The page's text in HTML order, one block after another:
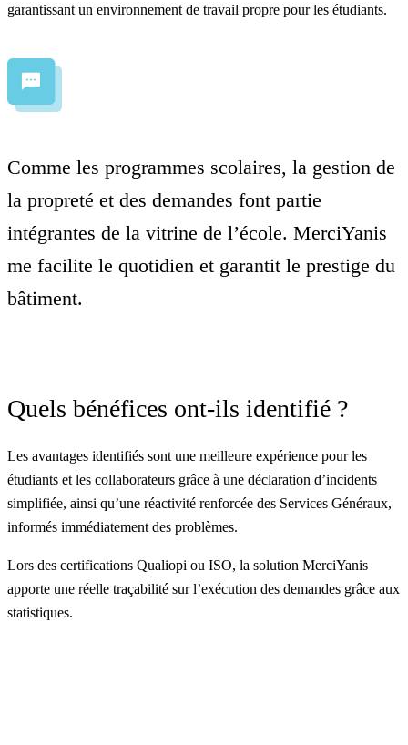
garantissant un environnement de travail propre pour les étudiants.
Comme les programmes scolaires, la gestion de
la propreté et des demandes font partie
intégrantes de la vitrine de l’école. MerciYanis
me facilite le quotidien et garantit le prestige du
bâtiment.
Quels bénéfices ont-ils identifié ?
Les avantages identifiés sont une meilleure expérience pour les
étudiants et les collaborateurs grâce à une déclaration d’incidents
simplifiée, ainsi qu’une réactivité renforcée des Services Généraux,
informés immédiatement des problèmes.
Lors des certifications Qualiopi ou ISO, la solution MerciYanis
apporte une réelle traçabilité sur l’exécution des demandes grâce aux
statistiques.